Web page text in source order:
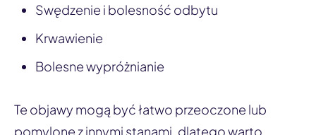
Swędzenie i bolesność odbytu
Krwawienie
Bolesne wypróżnianie
Te objawy mogą być łatwo przeoczone lub
pomylone z innymi stanami, dlatego warto